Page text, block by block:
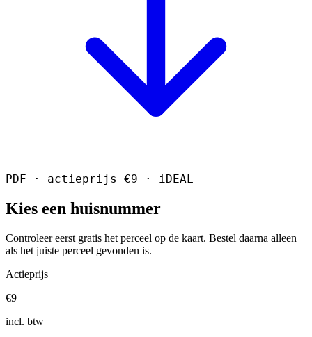
PDF · actieprijs €9 · iDEAL
Kies een huisnummer
Controleer eerst gratis het perceel op de kaart. Bestel daarna alleen
als het juiste perceel gevonden is.
Actieprijs
€9
incl. btw